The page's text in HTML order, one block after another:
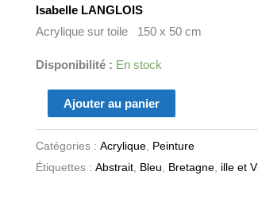
Isabelle LANGLOIS
Acrylique sur toile 150 x 50 cm
Disponibilité : En stock
Ajouter au panier
Catégories : Acrylique
Peinture
Étiquettes : Abstrait Bleu Bretagne ille et